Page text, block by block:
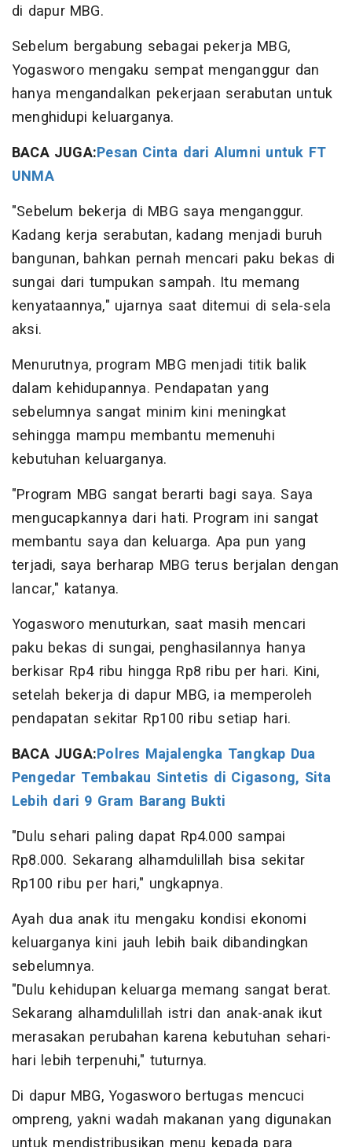
di dapur MBG.
Sebelum bergabung sebagai pekerja MBG,
Yogasworo mengaku sempat menganggur dan
hanya mengandalkan pekerjaan serabutan untuk
menghidupi keluarganya.
BACA JUGA:Pesan Cinta dari Alumni untuk FT
UNMA
"Sebelum bekerja di MBG saya menganggur.
Kadang kerja serabutan, kadang menjadi buruh
bangunan, bahkan pernah mencari paku bekas di
sungai dari tumpukan sampah. Itu memang
kenyataannya," ujarnya saat ditemui di sela-sela
aksi.
Menurutnya, program MBG menjadi titik balik
dalam kehidupannya. Pendapatan yang
sebelumnya sangat minim kini meningkat
sehingga mampu membantu memenuhi
kebutuhan keluarganya.
"Program MBG sangat berarti bagi saya. Saya
mengucapkannya dari hati. Program ini sangat
membantu saya dan keluarga. Apa pun yang
terjadi, saya berharap MBG terus berjalan dengan
lancar," katanya.
Yogasworo menuturkan, saat masih mencari
paku bekas di sungai, penghasilannya hanya
berkisar Rp4 ribu hingga Rp8 ribu per hari. Kini,
setelah bekerja di dapur MBG, ia memperoleh
pendapatan sekitar Rp100 ribu setiap hari.
BACA JUGA:Polres Majalengka Tangkap Dua
Pengedar Tembakau Sintetis di Cigasong, Sita
Lebih dari 9 Gram Barang Bukti
"Dulu sehari paling dapat Rp4.000 sampai
Rp8.000. Sekarang alhamdulillah bisa sekitar
Rp100 ribu per hari," ungkapnya.
Ayah dua anak itu mengaku kondisi ekonomi
keluarganya kini jauh lebih baik dibandingkan
sebelumnya.
"Dulu kehidupan keluarga memang sangat berat.
Sekarang alhamdulillah istri dan anak-anak ikut
merasakan perubahan karena kebutuhan sehari-
hari lebih terpenuhi," tuturnya.
Di dapur MBG, Yogasworo bertugas mencuci
ompreng, yakni wadah makanan yang digunakan